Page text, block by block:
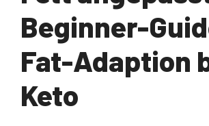
Beginner-
Fat-Adaption
Keto